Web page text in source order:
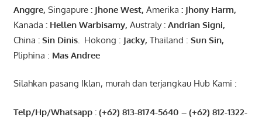
Anggre, Singapure: JhoneWest, Amerika : JhonyHarm,
Kanada : Hellen Warbisamy, Australy: Andrian Signi,
China : Sin Dinis. Hokong : Jacky, Thailand : Sun Sin,
Pliphina : Mas Andree
Silahkan pasang Iklan, murah dan terjangkau Hub Kami :
Telp/Hp/Whatsapp : (+62) 813-8174-5640 – (+62) 812-1322-